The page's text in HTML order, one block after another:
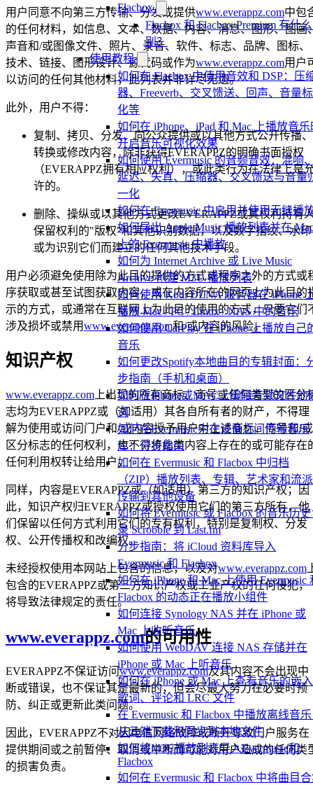
Flacbox
Flacbox 和 Flacbox Premium 有什
别？
使用教程
如何在 Flacbox 中使用音效和 DSP：压
器、Freeverb、交叉馈送、回声、音量
化等
如何在 iPhone、iPad 和 Mac 上播放音乐
开启音乐可视化效果
如何使用 Evermusic 的音频音效：混响
延迟、失真、压缩器、交叉馈送与音量
一化
如何在 Evermusic 中启用并使用无缝播
如何导出 Apple Music 播放列表并在
上的 Evermusic 中播放
如何为 Internet Archive 或 Live Music
Archive 创建 M3U 播放列表
如何使用 Kodi DLNA 服务器在 iPhone
播放 Mac / PC / Linux / NAS 中的音乐
如何使用 CarPlay 在 iPhone 上播放自己
音乐
如何更改Spotify本地曲目的专辑封面：
步指南（手机和桌面）
如何在iPhone或MAC上编辑音频文件的
词
如何在Evermusic中在设备之间传输音乐
库：分步指南
如何在 Evermusic 和 Flacbox 中归档
（ZIP）播放列表、专辑、艺术家和流
传输到其他设备
如何将 Evermusic 或 Flacbox 的音乐历
录 Scrobble 到 Last.fm
分步指南：将 iCloud 资料库导入
Evermusic 和 Flacbox
如何在 iPhone 和 Mac 上使用 Evermusic
Flacbox 的动态正在播放小组件
如何连接 Synology NAS 并在 iPhone 或
Mac 上收听音乐
如何使用 WebDAV 连接 NAS 存储并在
iPhone 或 Mac 上听音乐
如何在 iPhone 或 Mac 上查看音乐的嵌
歌词、评论和 LRC 文件
在 Evermusic 和 Flacbox 中播放离线音
从云端下载和同步到本地文件
如何将M3U播放列表导入Evermusic和
Flacbox
如何在 Evermusic 和 Flacbox 中将曲目
用户同意不向第三方传输、分发或提供www.everappz.com中包
的任何材料，如信息、文本、数据、内容、消息、图形、图画
声音和/或图像文件、照片、录音、软件、标志、品牌、图标、
技术、链接、图形设计、源代码或作为www.everappz.com用户
以访问的任何其他材料，此列表并非详尽无遗。
此外，用户不得：
复制、拷贝、分发、向公众提供或以其他方式公开传播、
转换或修改内容，除非获得EVERAPPZ的明确书面授权
（EVERAPPZ拥有相应权利），或此类行为在法律上是
许的。
删除、操纵或以其他方式更改EVERAPPZ或其权利持有
保留权利的"版权"和其他识别数据，以及数字指纹、水印
或为识别它们而建立的任何其他技术手段。
用户必须避免使用除为此目的提供的方式或程序之外的方式或
序获取或甚至试图获取内容，或在内容所在的网页上为此目的
示的方式，或通常在互联网上为此目的使用的方式，只要它们
涉及损坏或禁用www.everappz.com和/或内容的风险。
知识产权
www.everappz.com 上出现的所有商标、商号或任何类型的区分
志均为EVERAPPZ或（如适用）其各自所有者的财产，不得理
解为使用或访问门户和/或内容授予用户对上述商标、商号和/或
区分标志的任何权利，也不得将此类内容上存在的或可能存在
任何利用权转让给用户。
同样，内容是EVERAPPZ或（如适用）第三方的知识产权；因
此，知识产权归EVERAPPZ或授权使用它们的第三方所有，他
们保留以任何方式利用它们的专有权利，特别是复制权、分发
权、公开传播权和改编权。
未经授权使用本网站上包含的信息，以及对www.everappz.com
包含的EVERAPPZ或第三方知识产权或工业产权的任何侵犯，
将导致法律规定的责任。
www.everappz.com的可用性
EVERAPPZ不保证访问www.everappz.com及其内容不会出现中
断或错误，也不保证其是最新的，但会尽最大努力在必要时预
防、纠正或更新此类问题。
因此，EVERAPPZ不对因电信网络故障或断开导致门户服务在
提供期间或之前暂停、取消或中断而可能对用户造成的任何类
的损害负责。